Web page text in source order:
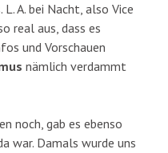
A. bei Nacht, also Vice
real aus, dass es
und Vorschauen
nämlich verdammt
noch, gab es ebenso
war. Damals wurde uns